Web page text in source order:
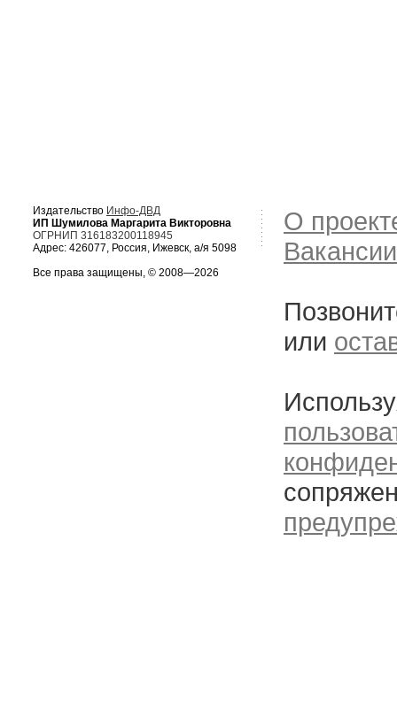
Издательство Инфо-ДВД
ИП Шумилова Маргарита Викторовна
ОГРНИП 316183200118945
Адрес: 426077, Россия, Ижевск, а/я 5098
Все права защищены, © 2008—2026
О
Вакансии
или